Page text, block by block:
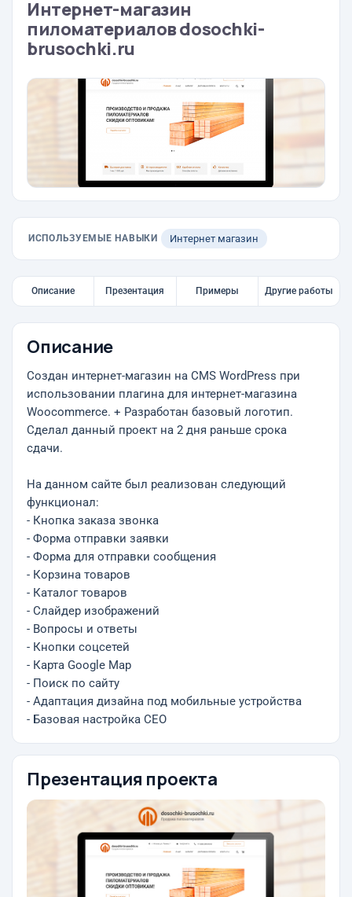
Интернет-магазин
пиломатериалов dosochki-
brusochki.ru
ИСПОЛЬЗУЕМЫЕ НАВЫКИ Интернет магазин
Описание Презентация Примеры Другие работы
Описание
Создан интернет-магазин на CMS WordPress при
использовании плагина для интернет-магазина
Woocommerce. + Разработан базовый логотип.
Сделал данный проект на 2 дня раньше срока
сдачи.
На данном сайте был реализован следующий
функционал:
- Кнопка заказа звонка
- Форма отправки заявки
- Форма для отправки сообщения
- Корзина товаров
- Каталог товаров
- Слайдер изображений
- Вопросы и ответы
- Кнопки соцсетей
- Карта Google Map
- Поиск по сайту
- Адаптация дизайна под мобильные устройства
- Базовая настройка СЕО
Презентация проекта